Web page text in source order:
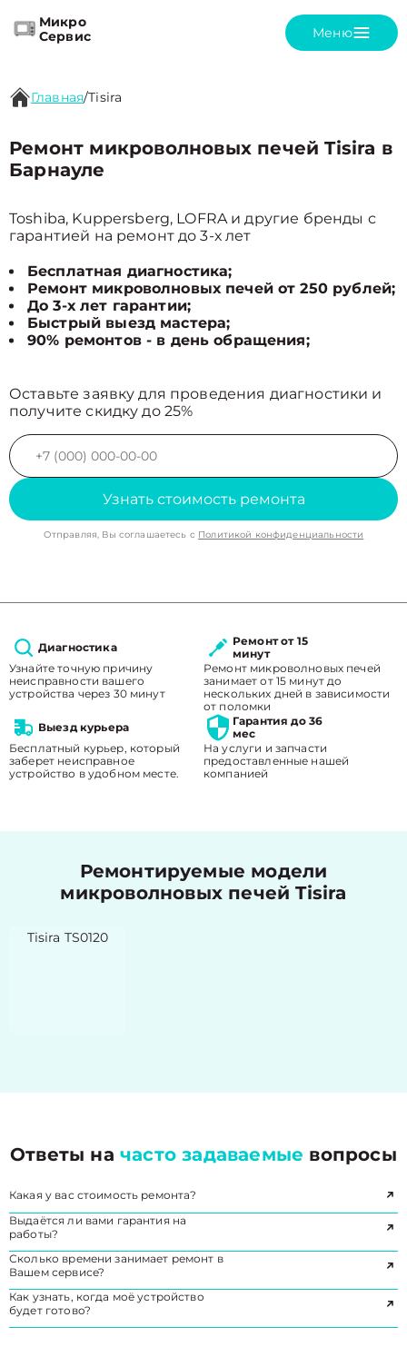
Микро
Сервис
Меню
Главная/Tisira
Ремонт микроволновых печей Tisira в
Барнауле
Toshiba, Kuppersberg, LOFRA и другие бренды с
гарантией на ремонт до 3-х лет
Бесплатная диагностика;
Ремонт микроволновых печей от 250 рублей;
До 3-х лет гарантии;
Быстрый выезд мастера;
90% ремонтов - в день обращения;
Оставьте заявку для проведения диагностики и
получите скидку до 25%
Узнать стоимость ремонта
Отправляя, Вы соглашаетесь с Политикой конфиденциальности
Диагностика
Узнайте точную причину
неисправности вашего
устройства через 30 минут
Ремонт от 15
минут
Ремонт микроволновых печей
занимает от 15 минут до
нескольких дней в зависимости
от поломки
Выезд курьера
Бесплатный курьер, который
заберет неисправное
устройство в удобном месте.
Гарантия до 36
мес
На услуги и запчасти
предоставленные нашей
компанией
Ремонтируемые модели
микроволновых печей Tisira
Tisira TS0120
Ответы начасто задаваемые вопросы
Какая у вас стоимость ремонта?
Выдаётся ли вами гарантия на
работы?
Сколько времени занимает ремонт в
Вашем сервисе?
Как узнать, когда моё устройство
будет готово?